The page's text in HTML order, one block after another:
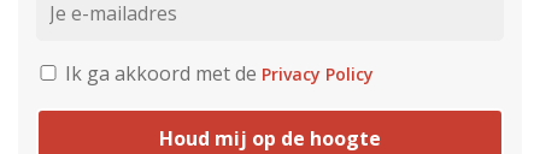
Ik ga akkoord met de Privacy Policy
Houd mij op de hoogte